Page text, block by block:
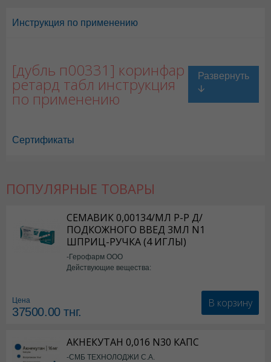
Инструкция по применению
[дубль п00331] коринфар
ретард табл инструкция
по применению
Сертификаты
ПОПУЛЯРНЫЕ ТОВАРЫ
СЕМАВИК 0,00134/МЛ Р-Р Д/
ПОДКОЖНОГО ВВЕД 3МЛ N1
ШПРИЦ-РУЧКА (4 ИГЛЫ)
-Герофарм ООО
Действующие вещества:
Цена
37500.00тнг.
В корзину
АКНЕКУТАН 0,016 N30 КАПС
-СМБ ТЕХНОЛОДЖИ С.А.